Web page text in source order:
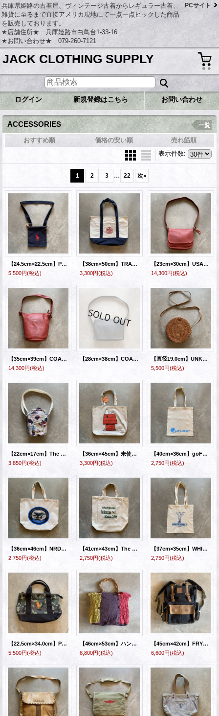
兵庫県姫路の古着屋、ヴィンテージ古着からレギュラー古着、
雑貨に至るまで直接アメリカ現地にて一点一点ピックした商品
を販売しております。
★店舗住所★ 兵庫姫路市白鳥台1-33-16
★お問い合わせ★ 079-260-7121
PCサイト
JACK CLOTHING SUPPLY
ログイン 新規登録はこちら お問い合わせ
ACCESSORIES 一覧
おすすめ順 価格の安い順
売れ筋順
表示件数:
1 2 3 ... 22 次»
【24.5cm×22.5cm】Polo Ralph Lauren キャンバス地 サコッシュ ショルダーバッグ ネイビー■アメリカ古着 ポロラルフローレン ポニー刺繍
5,500円(税込)
【38cm×50cm】TRADER JOE'S オーガニックスーパー キャンバス トートバッグ■アメリカ古着 企業 刺繍 トレーダージョーズ エコバッグ
3,300円(税込)
【23cm×30cm】USA製 COACH オールドコーチ レザー ショルダーバッグ レッド 赤■ビンテージ古着
14,300円(税込)
【35cm×39cm】COACH オールドコーチ レザー ショルダーバッグ レッド 赤■ビンテージ古着 バケツ型
14,300円(税込)
【28cm×38cm】COACH オールドコーチ レザー ショルダーバッグ ブラック 黒■ビンテージ 古着
【直径19.0cm】UNKNOWN 円形 ラタン ショルダーバッグ■ビンテージ オールド レトロ アメリカ古着 籐編み サークル
5,500円(税込)
【22cm×17cm】The North Face ミニ ショルダーバッグ 白 総柄■アメリカ古着 ノースフェイス ポーチ Jester crossbody
3,850円(税込)
【36cm×45cm】未使用 スヌーピー モーニングアレルギー キャンバス トートバッグ■アメリカ古着 エコバッグ アメコミ デッドストック
3,300円(税込)
【40cm×36cm】goFLUENT 企業 キャンバス トートバッグ■アメリカ古着 ノベルティ グローバル企業 エコバッグ
2,750円(税込)
【36cm×46cm】NRDC 自然資源防衛協議会 クジラ キャンバス トートバッグ■アメリカ古着 団体 鯨 エコバッグ
2,750円(税込)
【41cm×43cm】The Bookcase&Caribou Coffee コーヒーショップ キャンバス トートバッグ■アメリカ古着 企業 本屋 エコバッグ
2,750円(税込)
【37cm×35cm】WHITE BIRCH WIND 風力発電 白樺 キャンバス トートバッグ■アメリカ古着 企業 エコバッグ 木
2,750円(税込)
【22.5cm×34.0cm】Polo Ralph Lauren キャンバス地 ミニトートバッグ 迷彩 カモ柄■アメリカ古着 ポロラルフローレン ポニーロゴ刺繍
5,500円(税込)
【46cm×53cm】ハンドメイド トートバッグ■ビンテージ オールド レトロ アメリカ古着 レディース アンティーク ジップ
8,800円(税込)
【45cm×42cm】FRYE キャンバス×レザー バックパック バッグ ブラック 黒■アメリカ古着 リュックサック デイパック
6,600円(税込)